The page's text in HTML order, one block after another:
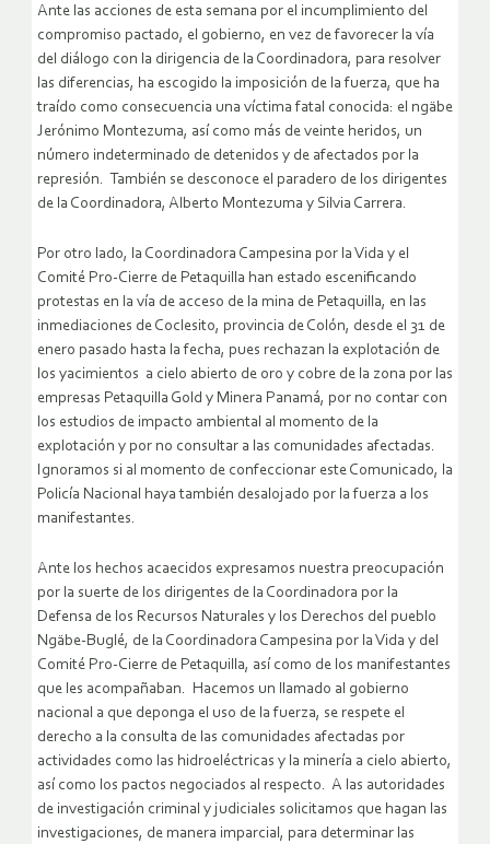
Ante las acciones de esta semana por el incumplimiento del
compromiso pactado, el gobierno, en vez de favorecer la vía
del diálogo con la dirigencia de la Coordinadora, para resolver
las diferencias, ha escogido la imposición de la fuerza, que ha
traído como consecuencia una víctima fatal conocida: el ngäbe
Jerónimo Montezuma, así como más de veinte heridos, un
número indeterminado de detenidos y de afectados por la
represión. También se desconoce el paradero de los dirigentes
de la Coordinadora, Alberto Montezuma y Silvia Carrera.
Por otro lado, la Coordinadora Campesina por la Vida y el
Comité Pro-Cierre de Petaquilla han estado escenificando
protestas en la vía de acceso de la mina de Petaquilla, en las
inmediaciones de Coclesito, provincia de Colón, desde el 31 de
enero pasado hasta la fecha, pues rechazan la explotación de
los yacimientos a cielo abierto de oro y cobre de la zona por las
empresas Petaquilla Gold y Minera Panamá, por no contar con
los estudios de impacto ambiental al momento de la
explotación y por no consultar a las comunidades afectadas.
Ignoramos si al momento de confeccionar este Comunicado, la
Policía Nacional haya también desalojado por la fuerza a los
manifestantes.
Ante los hechos acaecidos expresamos nuestra preocupación
por la suerte de los dirigentes de la Coordinadora por la
Defensa de los Recursos Naturales y los Derechos del pueblo
Ngäbe-Buglé, de la Coordinadora Campesina por la Vida y del
Comité Pro-Cierre de Petaquilla, así como de los manifestantes
que les acompañaban. Hacemos un llamado al gobierno
nacional a que deponga el uso de la fuerza, se respete el
derecho a la consulta de las comunidades afectadas por
actividades como las hidroeléctricas y la minería a cielo abierto,
así como los pactos negociados al respecto. A las autoridades
de investigación criminal y judiciales solicitamos que hagan las
investigaciones, de manera imparcial, para determinar las